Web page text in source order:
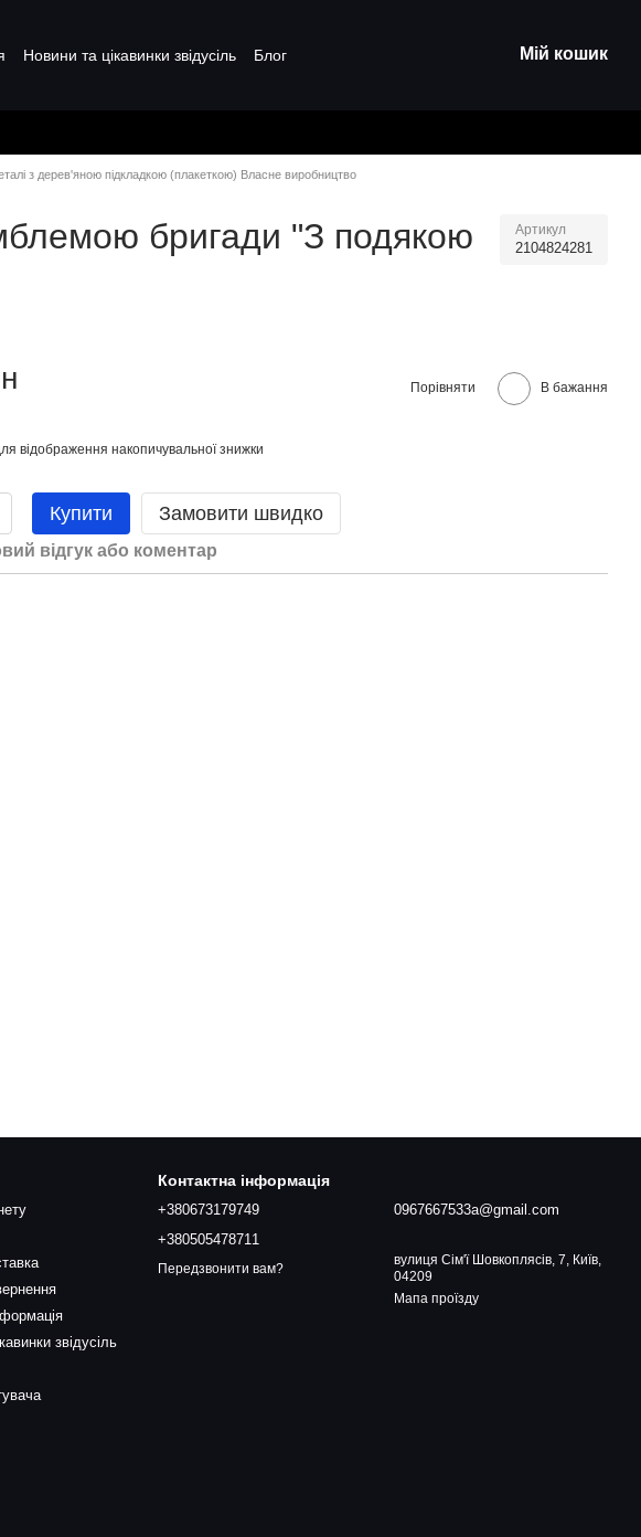
Новини та цікавинки звідусіль
Блог
Мій кошик
з дерев'яною підкладкою (плакеткою) Власне виробництво
бригади "З подякою
Артикул
2104824281
Порівняти В бажання
відображення накопичувальної знижки
Купити Замовити швидко
відгук або коментар
звідусіль
Контактна інформація
+380673179749
+380505478711
Передзвонити вам?
0967667533a@gmail.com
вулиця Сім'ї Шовкоплясів, 7, Київ,
04209
Мапа проїзду